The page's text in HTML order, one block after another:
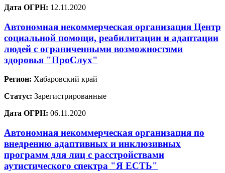
Дата ОГРН: 12.11.2020
Автономная некоммерческая организация Центр
социальной помощи, реабилитации и адаптации
людей с ограниченными возможностями
здоровья "ПроСлух"
Регион: Хабаровский край
Статус: Зарегистрированные
Дата ОГРН: 06.11.2020
Автономная некоммерческая организация по
внедрению адаптивных и инклюзивных
программ для лиц с расстройствами
аутистического спектра "Я ЕСТЬ"